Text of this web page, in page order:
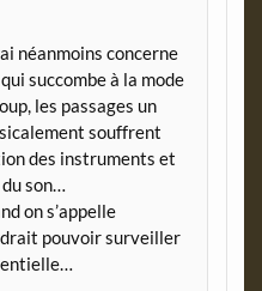
néanmoins concerne
succombe à la mode
les passages un
souffrent
des instruments et
son…
on s’appelle
pouvoir surveiller